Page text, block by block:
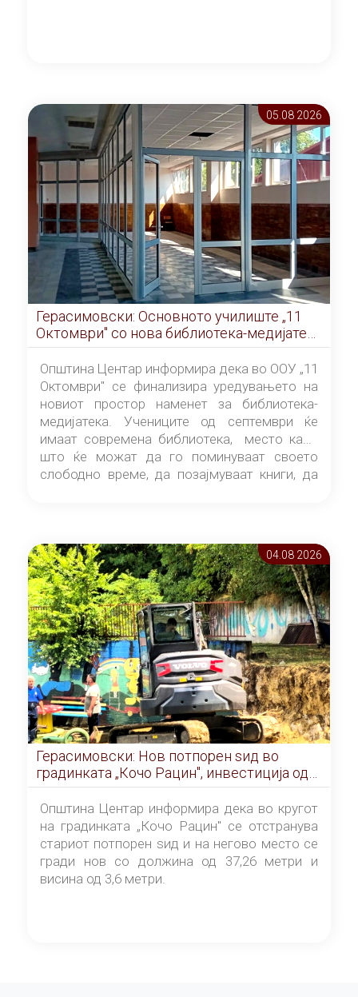
05.08 2026
Герасимовски: Основното училиште „11
Октомври" со нова библиотека-медијатека
од септември
Општина Центар информира дека во ООУ „11
Октомври" се финализира уредувањето на
новиот простор наменет за библиотека-
медијатека. Учениците од септември ќе
имаат современа библиотека, место каде
што ќе можат да го поминуваат своето
слободно време, да позајмуваат книги, да
04.08 2026
Герасимовски: Нов потпорен ѕид во
градинката „Кочо Рацин", инвестиција од
5,99 милиони денари
Општина Центар информира дека во кругот
на градинката „Кочо Рацин" се отстранува
стариот потпорен ѕид и на негово место се
гради нов со должина од 37,26 метри и
висина од 3,6 метри.